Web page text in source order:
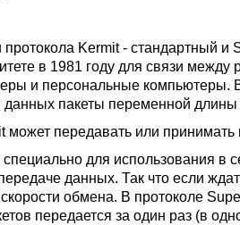
Kermit - стандартный и
в 1981 году для связи
и персональные компьютеры.
данных пакеты переменной
может передавать или
для использования в
данных. Так что если
обмена. В протоколе
передается за один раз (в